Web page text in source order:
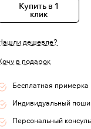
Купить в 1
клик
дешевле?
в подарок
Бесплатная примерка
Индивидуальный
Персональный